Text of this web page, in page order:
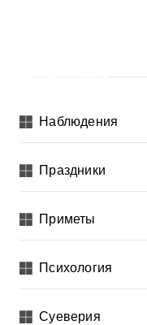
Наблюдения
Праздники
Приметы
Психология
Суеверия